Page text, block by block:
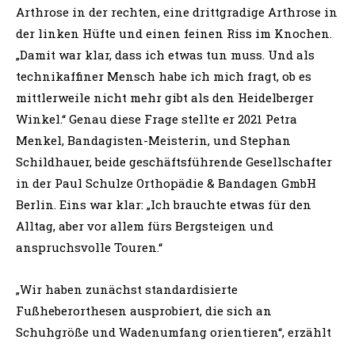
Arthrose in der rechten, eine drittgradige Arthrose in
der linken Hüfte und einen feinen Riss im Knochen.
„Damit war klar, dass ich etwas tun muss. Und als
technikaffiner Mensch habe ich mich fragt, ob es
mittlerweile nicht mehr gibt als den Heidelberger
Winkel.“ Genau diese Frage stellte er 2021 Petra
Menkel, Bandagisten-Meisterin, und Stephan
Schildhauer, beide geschäftsführende Gesellschafter
in der Paul Schulze Orthopädie & Bandagen GmbH
Berlin. Eins war klar: „Ich brauchte etwas für den
Alltag, aber vor allem fürs Bergsteigen und
anspruchsvolle Touren.“
„Wir haben zunächst standardisierte
Fußheberorthesen ausprobiert, die sich an
Schuhgröße und Wadenumfang orientieren“, erzählt